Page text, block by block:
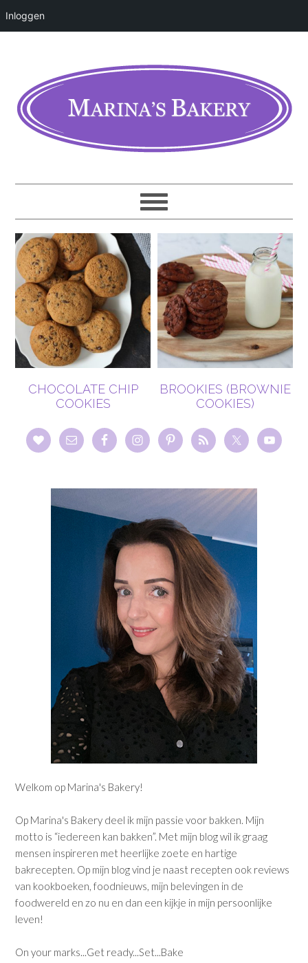
Inloggen
CHOCOLATE CHIP
COOKIES
BROOKIES (BROWNIE
COOKIES)
Welkom op Marina's Bakery!
Op Marina's Bakery deel ik mijn passie voor bakken. Mijn
motto is “iedereen kan bakken”. Met mijn blog wil ik graag
mensen inspireren met heerlijke zoete en hartige
bakrecepten. Op mijn blog vind je naast recepten ook reviews
van kookboeken, foodnieuws, mijn belevingen in de
foodwereld en zo nu en dan een kijkje in mijn persoonlijke
leven!
On your marks...Get ready...Set...Bake